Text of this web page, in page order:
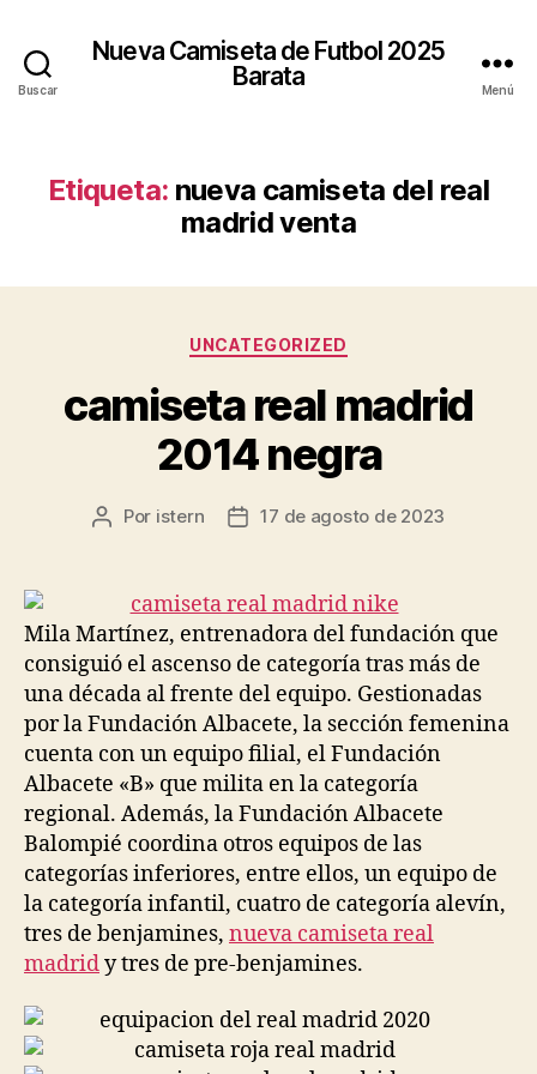
Buscar
Nueva Camiseta de Futbol 2025
Barata
Menú
Etiqueta: nueva camiseta del real
madrid venta
Categorías
UNCATEGORIZED
camiseta real madrid
2014 negra
Autor
entrada
Por istern
Fecha
entrada
17 de agosto de 2023
Mila Martínez, entrenadora del fundación que
consiguió el ascenso de categoría tras más de
una década al frente del equipo. Gestionadas
por la Fundación Albacete, la sección femenina
cuenta con un equipo filial, el Fundación
Albacete «B» que milita en la categoría
regional. Además, la Fundación Albacete
Balompié coordina otros equipos de las
categorías inferiores, entre ellos, un equipo de
la categoría infantil, cuatro de categoría alevín,
tres de benjamines, nueva camiseta real
madridy tres de pre-benjamines.